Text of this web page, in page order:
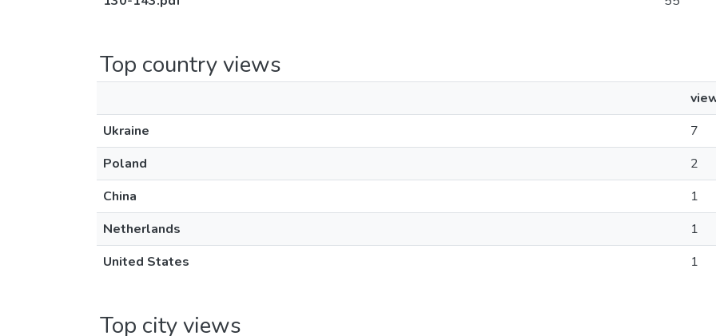
Top country views
Ukraine
7
Poland
2
China
1
Netherlands
1
United States
1
Top city views